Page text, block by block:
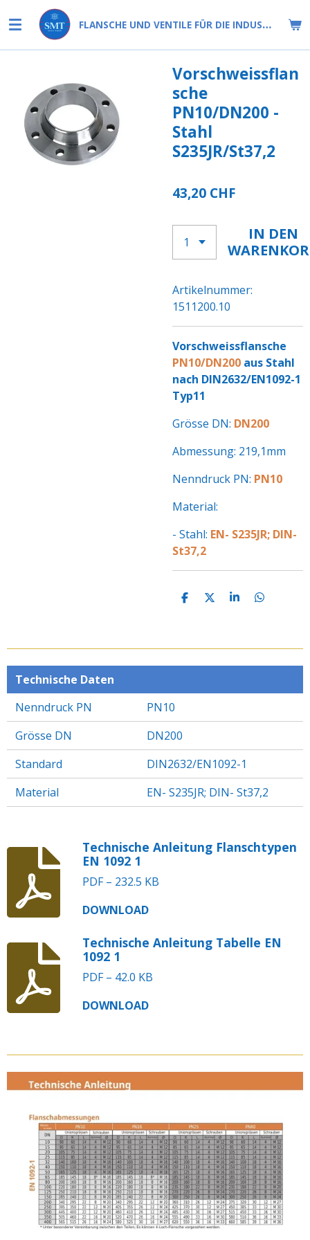
Hauptinhalt
springen
FLANSCHE UND VENTILE FÜR DIE INDUSTRIE
Vorschweissflan
sche
PN10/DN200 -
Stahl
S235JR/St37,2
43,20 CHF
IN DEN
Artikelnummer:
1511200.10
Vorschweissflansche
PN10/DN200 aus Stahl
nach DIN2632/EN1092-1
Typ11
Grösse DN: DN200
Abmessung: 219,1mm
Nenndruck PN: PN10
Material:
- Stahl: EN- S235JR; DIN-
St37,2
T
E
T
E
T
E
T
E
Technische Daten
Nenndruck PN
PN10
Grösse DN
DN200
Standard
DIN2632/EN1092-1
Material
EN- S235JR; DIN- St37,2
Technische Anleitung Flanschtypen
EN 1092 1
PDF – 232.5 KB
DOWNLOAD
Technische Anleitung Tabelle EN
1092 1
PDF – 42.0 KB
DOWNLOAD